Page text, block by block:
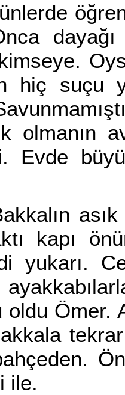
hiç suçu
olmanın
Evde
kapı
yukarı.
oldu
ile.